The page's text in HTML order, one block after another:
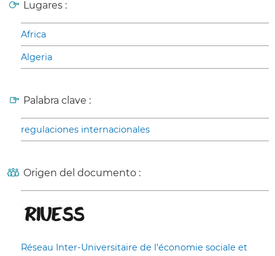
Lugares :
Africa
Algeria
Palabra clave :
regulaciones internacionales
Origen del documento :
Réseau Inter-Universitaire de l’économie sociale et